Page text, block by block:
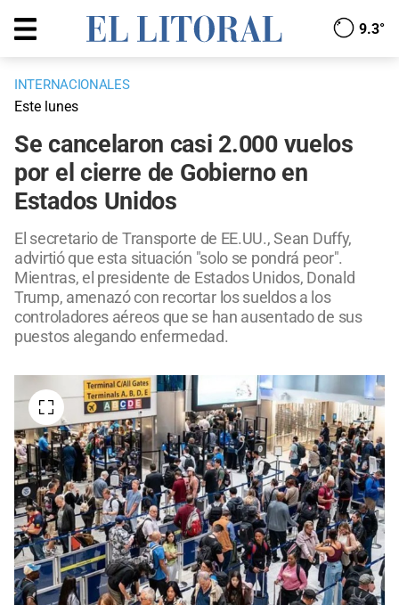
9.3°
INTERNACIONALES
Este lunes
Se cancelaron casi 2.000 vuelos
por el cierre de Gobierno en
Estados Unidos
El secretario de Transporte de EE.UU., Sean Duffy,
advirtió que esta situación "solo se pondrá peor".
Mientras, el presidente de Estados Unidos, Donald
Trump, amenazó con recortar los sueldos a los
controladores aéreos que se han ausentado de sus
puestos alegando enfermedad.